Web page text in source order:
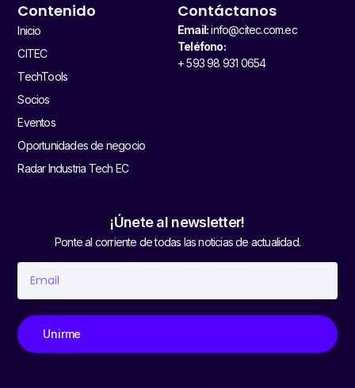
Contenido
Inicio
CITEC
TechTools
Socios
Eventos
Oportunidades de negocio
Radar Industria Tech EC
Contáctanos
Email:info@citec.com.ec
Teléfono:
+ 593 98 931 0654
¡Únete al newsletter!
Ponte al corriente de todas las noticias de actualidad.
Unirme